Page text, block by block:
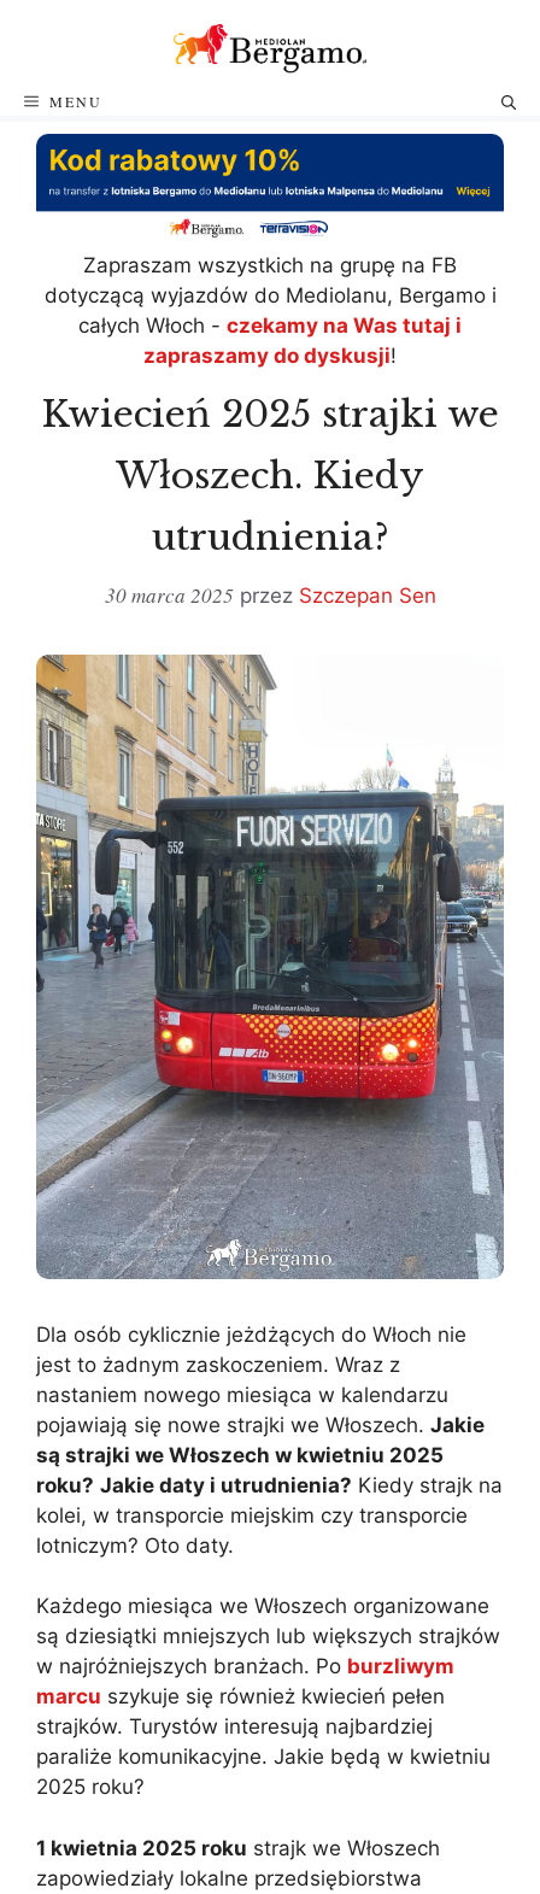
MENU
Zapraszam wszystkich na grupę na FB
dotyczącą wyjazdów do Mediolanu, Bergamo i
całych Włoch - czekamy na Was tutaj i
zapraszamy do dyskusji!
Kwiecień 2025 strajki we
Włoszech. Kiedy
utrudnienia?
30 marca 2025 przez Szczepan Sen
Dla osób cyklicznie jeżdżących do Włoch nie
jest to żadnym zaskoczeniem. Wraz z
nastaniem nowego miesiąca w kalendarzu
pojawiają się nowe strajki we Włoszech. Jakie
są strajki we Włoszech w kwietniu 2025
roku? Jakie daty i utrudnienia? Kiedy strajk na
kolei, w transporcie miejskim czy transporcie
lotniczym? Oto daty.
Każdego miesiąca we Włoszech organizowane
są dziesiątki mniejszych lub większych strajków
w najróżniejszych branżach. Po burzliwym
marcu szykuje się również kwiecień pełen
strajków. Turystów interesują najbardziej
paraliże komunikacyjne. Jakie będą w kwietniu
2025 roku?
1 kwietnia 2025 roku strajk we Włoszech
zapowiedziały lokalne przedsiębiorstwa